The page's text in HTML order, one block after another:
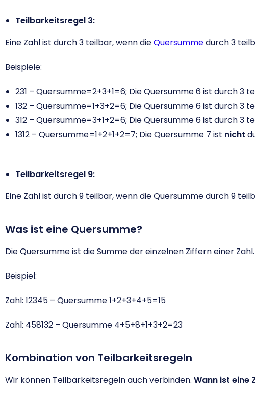
Teilbarkeitsregel 3:
Eine Zahl ist durch 3 teilbar, wenn dieQuersummedurch 3
Beispiele:
231 – Quersumme=2+3+1=6; Die Quersumme 6 ist durch 3
132 – Quersumme=1+3+2=6; Die Quersumme 6 ist durch 3
312 – Quersumme=3+1+2=6; Die Quersumme 6 ist durch 3
1312 – Quersumme=1+2+1+2=7; Die Quersumme 7 ist nicht
Teilbarkeitsregel 9:
Eine Zahl ist durch 9 teilbar, wenn dieQuersummedurch 9
Was ist eine Quersumme?
Die Quersumme ist die Summe der einzelnen Ziffern einer Zahl.
Beispiel:
Zahl: 12345 – Quersumme 1+2+3+4+5=15
Zahl: 458132 – Quersumme 4+5+8+1+3+2=23
Kombination von Teilbarkeitsregeln
Wir können Teilbarkeitsregeln auch verbinden. Wann ist eine